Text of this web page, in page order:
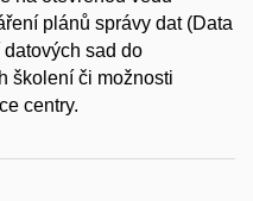
plánů správy dat (Data
sad do
školení či možnosti
centry.